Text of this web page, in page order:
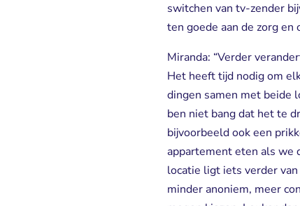
switchen van tv-zender
ten goede aan de zorg en
Miranda: “Verder
Het heeft tijd nodig om
dingen samen met beide
ben niet bang dat het te
bijvoorbeeld ook een
appartement eten als we
locatie ligt iets verder
minder anoniem, meer